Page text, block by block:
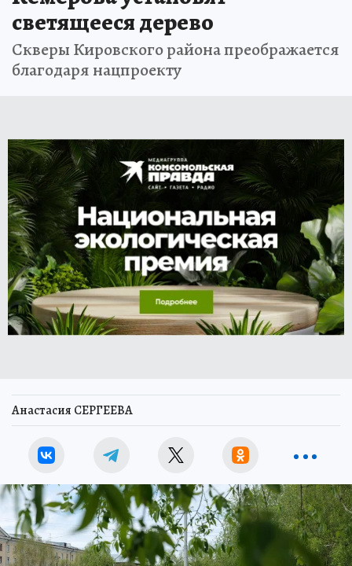
светящееся дерево
Скверы Кировского района преображается
благодаря нацпроекту
Анастасия СЕРГЕЕВА